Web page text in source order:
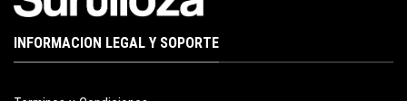
INFORMACION LEGAL Y SOPORTE